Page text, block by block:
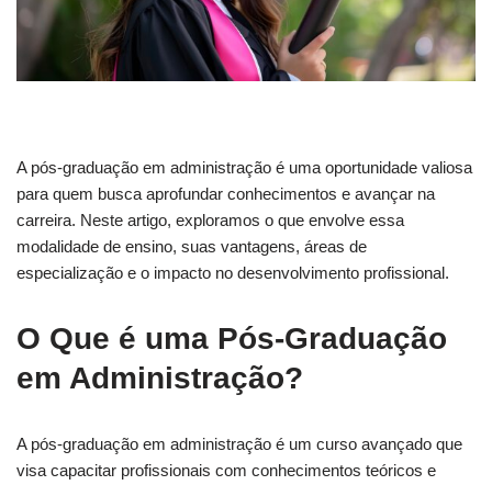
A pós-graduação em administração é uma oportunidade valiosa
para quem busca aprofundar conhecimentos e avançar na
carreira. Neste artigo, exploramos o que envolve essa
modalidade de ensino, suas vantagens, áreas de
especialização e o impacto no desenvolvimento profissional.
O Que é uma Pós-Graduação
em Administração?
A pós-graduação em administração é um curso avançado que
visa capacitar profissionais com conhecimentos teóricos e